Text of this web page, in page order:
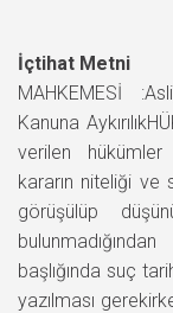
İçtihat Metni
MAHKEMESİ
Kanuna
verilen
kararın niteliği
görüşülüp
başlığında suç
yazılması